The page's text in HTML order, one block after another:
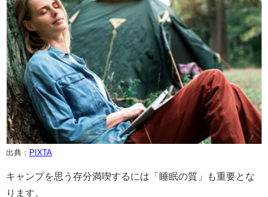
出典： PIXTA
キャンプを思う存分満喫するには「睡眠の質」も重要とな
ります。